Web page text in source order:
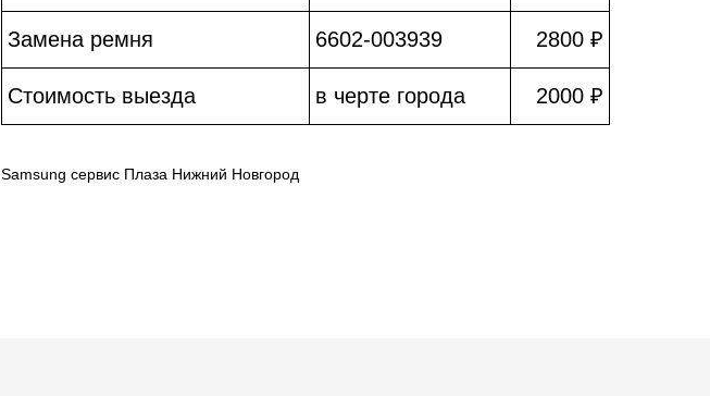
Замена ремня 6602-003939 2800 ₽
Стоимость выезда в черте города 2000 ₽
Samsung сервис Плаза Нижний Новгород